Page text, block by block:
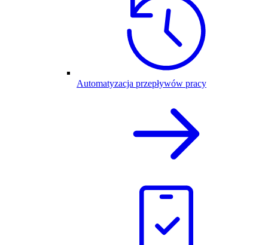
Automatyzacja przepływów pracy